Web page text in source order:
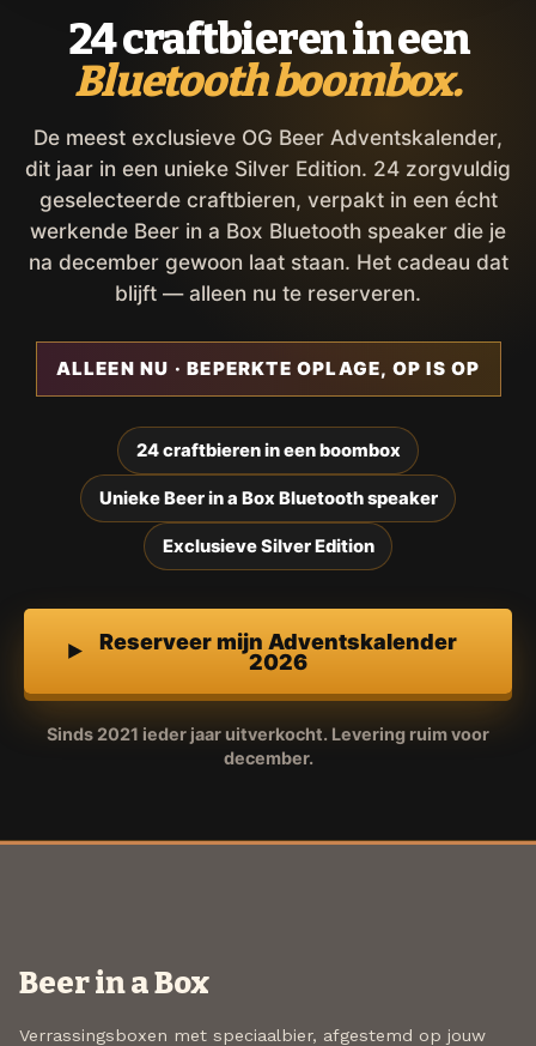
24 craftbieren in een
Bluetooth boombox.
De meest exclusieve OG Beer Adventskalender,
dit jaar in een unieke Silver Edition. 24 zorgvuldig
geselecteerde craftbieren, verpakt in een écht
werkende Beer in a Box Bluetooth speaker die je
na december gewoon laat staan. Het cadeau dat
blijft — alleen nu te reserveren.
ALLEEN NU · BEPERKTE OPLAGE, OP IS OP
24 craftbieren in een boombox
Unieke Beer in a Box Bluetooth speaker
Exclusieve Silver Edition
Reserveer mijn Adventskalender
2026
Sinds 2021 ieder jaar uitverkocht. Levering ruim voor
december.
Beer in a Box
Verrassingsboxen met speciaalbier, afgestemd op jouw